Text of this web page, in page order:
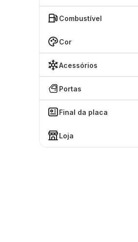
Combustível
Cor
Acessórios
Portas
Final da placa
Loja